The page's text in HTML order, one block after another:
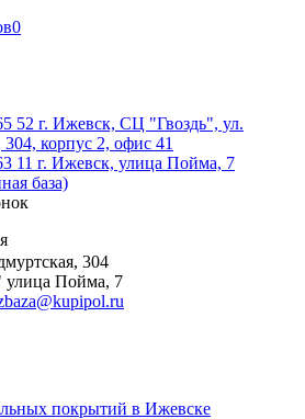
0
52 г. Ижевск, СЦ "Гвоздь", ул.
304, корпус 2, офис 41
11 г. Ижевск, улица Пойма, 7
база)
304
улица Пойма, 7
покрытий в Ижевске